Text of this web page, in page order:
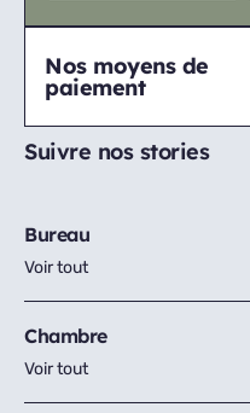
Nos moyens de
paiement
Suivre nos stories
Bureau
Voir tout
Chambre
Voir tout